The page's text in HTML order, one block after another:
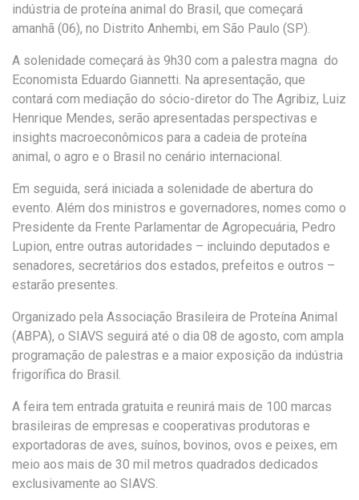
indústria de proteína animal do Brasil, que começará
amanhã (06), no Distrito Anhembi, em São Paulo (SP).
A solenidade começará às 9h30 com a palestra magna do
Economista Eduardo Giannetti. Na apresentação, que
contará com mediação do sócio-diretor do The Agribiz, Luiz
Henrique Mendes, serão apresentadas perspectivas e
insights macroeconômicos para a cadeia de proteína
animal, o agro e o Brasil no cenário internacional.
Em seguida, será iniciada a solenidade de abertura do
evento. Além dos ministros e governadores, nomes como o
Presidente da Frente Parlamentar de Agropecuária, Pedro
Lupion, entre outras autoridades – incluindo deputados e
senadores, secretários dos estados, prefeitos e outros –
estarão presentes.
Organizado pela Associação Brasileira de Proteína Animal
(ABPA), o SIAVS seguirá até o dia 08 de agosto, com ampla
programação de palestras e a maior exposição da indústria
frigorífica do Brasil.
A feira tem entrada gratuita e reunirá mais de 100 marcas
brasileiras de empresas e cooperativas produtoras e
exportadoras de aves, suínos, bovinos, ovos e peixes, em
meio aos mais de 30 mil metros quadrados dedicados
exclusivamente ao SIAVS.